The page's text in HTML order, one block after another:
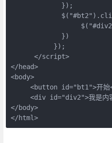
             });
             })
           });
      </script>
</head>
<body>
<button id="bt1">开
<div id="div2">我是内
</body>
</html>